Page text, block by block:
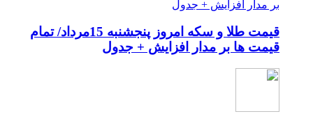
قیمت طلا و سکه امروز پنجشنبه 15مرداد/ تمام
قیمت ها بر مدار افزایش + جدول